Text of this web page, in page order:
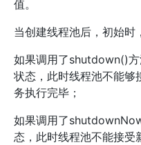
值。
当创建线程池后，初始时
如果调用了shutdown()
状态，此时线程池不能够
务执行完毕；
如果调用了
态，此时线程池不能接受